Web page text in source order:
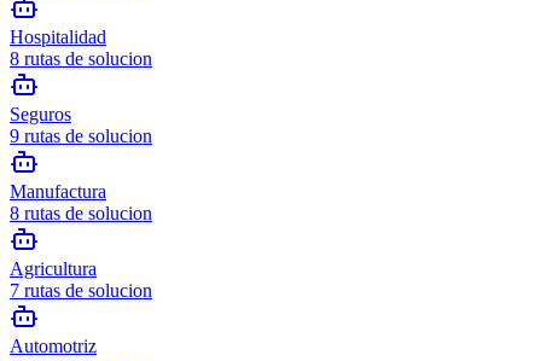
Hospitalidad
8 rutas de solucion
Seguros
9 rutas de solucion
Manufactura
8 rutas de solucion
Agricultura
7 rutas de solucion
Automotriz